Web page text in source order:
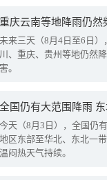
重庆云南等地降雨仍然
未来三天（8月4日至6日
川、重庆、贵州等地仍然
害。
全国仍有大范围降雨
今天（8月3日），全国仍
地区东部至华北、东北一
温闷热天气持续。